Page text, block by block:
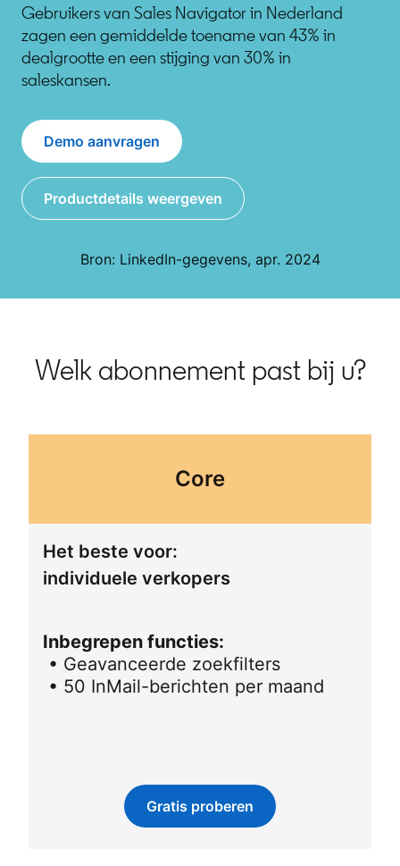
Gebruikers van Sales Navigator in Nederland
zagen een gemiddelde toename van 43% in
dealgrootte en een stijging van 30% in
saleskansen.
Demo aanvragen
Productdetails weergeven
Bron: LinkedIn-gegevens, apr. 2024
Welk abonnement past bij u?
Core
Het beste voor:
individuele verkopers
Inbegrepen functies:
• Geavanceerde zoekfilters
• 50 InMail-berichten per maand
Gratis proberenopens in a new tab